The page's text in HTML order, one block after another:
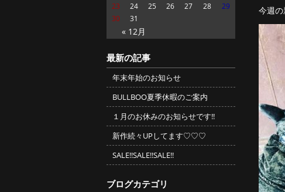
今週
« 12月
23
24 25 26 27 28
29
30
31
最新の記事
年末年始のお知らせ
BULLBOO夏季休暇のご案内
１月のお休みのお知らせです!!
新作続々UPしてます♡♡♡
SALE!!SALE!!SALE!!
ブログカテゴリ